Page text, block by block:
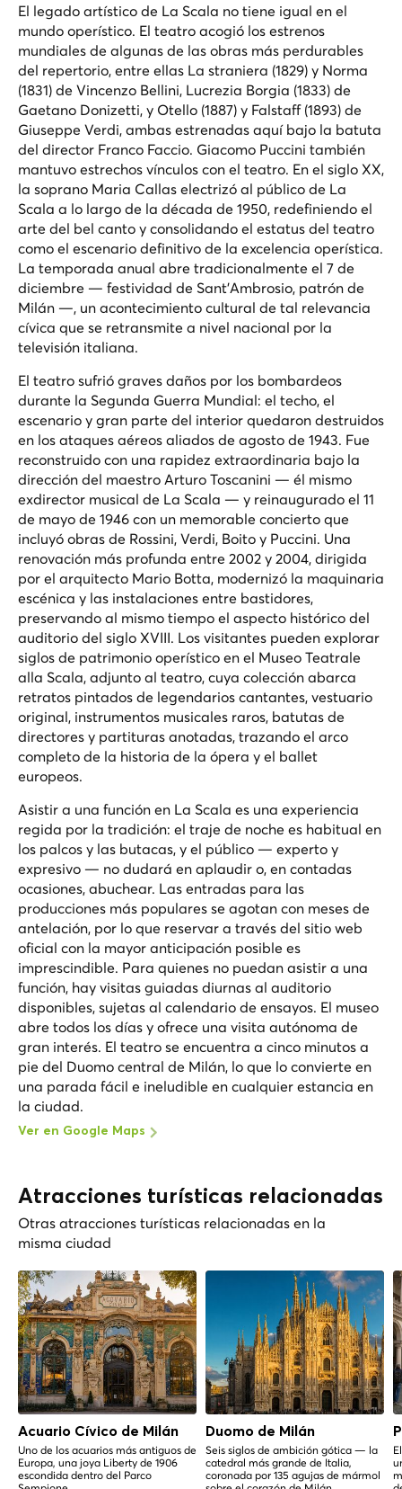
El legado artístico de La Scala no tiene igual en el
mundo operístico. El teatro acogió los estrenos
mundiales de algunas de las obras más perdurables
del repertorio, entre ellas La straniera (1829) y Norma
(1831) de Vincenzo Bellini, Lucrezia Borgia (1833) de
Gaetano Donizetti, y Otello (1887) y Falstaff(1893) de
Giuseppe Verdi, ambas estrenadas aquí bajo la batuta
del director Franco Faccio. Giacomo Puccini también
mantuvo estrechos vínculos con el teatro. En el siglo XX,
la soprano Maria Callas electrizó al público de La
Scala a lo largo de la década de 1950, redefiniendo el
arte del bel canto y consolidando el estatus del teatro
como el escenario definitivo de la excelencia operística.
La temporada anual abre tradicionalmente el 7 de
diciembre — festividad de Sant'Ambrosio, patrón de
Milán —, un acontecimiento cultural de tal relevancia
cívica que se retransmite a nivel nacional por la
televisión italiana.
El teatro sufrió graves daños por los bombardeos
durante la Segunda Guerra Mundial: el techo, el
escenario y gran parte del interior quedaron destruidos
en los ataques aéreos aliados de agosto de 1943. Fue
reconstruido con una rapidez extraordinaria bajo la
dirección del maestro Arturo Toscanini — él mismo
exdirector musical de La Scala — y reinaugurado el 11
de mayo de 1946 con un memorable concierto que
incluyó obras de Rossini, Verdi, Boito y Puccini. Una
renovación más profunda entre 2002 y 2004, dirigida
por el arquitecto Mario Botta, modernizó la maquinaria
escénica y las instalaciones entre bastidores,
preservando al mismo tiempo el aspecto histórico del
auditorio del siglo XVIII. Los visitantes pueden explorar
siglos de patrimonio operístico en el Museo Teatrale
alla Scala, adjunto al teatro, cuya colección abarca
retratos pintados de legendarios cantantes, vestuario
original, instrumentos musicales raros, batutas de
directores y partituras anotadas, trazando el arco
completo de la historia de la ópera y el ballet
europeos.
Asistir a una función en La Scala es una experiencia
regida por la tradición: el traje de noche es habitual en
los palcos y las butacas, y el público — experto y
expresivo — no dudará en aplaudir o, en contadas
ocasiones, abuchear. Las entradas para las
producciones más populares se agotan con meses de
antelación, por lo que reservar a través del sitio web
oficial con la mayor anticipación posible es
imprescindible. Para quienes no puedan asistir a una
función, hay visitas guiadas diurnas al auditorio
disponibles, sujetas al calendario de ensayos. El museo
abre todos los días y ofrece una visita autónoma de
gran interés. El teatro se encuentra a cinco minutos a
pie del Duomo central de Milán, lo que lo convierte en
una parada fácil e ineludible en cualquier estancia en
la ciudad.
Ver en Google Maps
Atracciones turísticas relacionadas
Otras atracciones turísticas relacionadas en la
misma ciudad
Acuario Cívico de Milán
Uno de los acuarios más antiguos de
Europa, una joya Liberty de 1906
escondida dentro del Parco
Duomo de Milán
Seis siglos de ambición gótica — la
catedral más grande de Italia,
coronada por 135 agujas de mármol